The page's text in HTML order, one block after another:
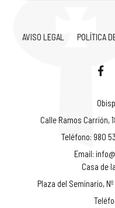
AVISO LEGAL POLÍTICA
Calle Ramos Carrión,
Teléfono: 980
Email:
Casa de
Plaza del Seminario,